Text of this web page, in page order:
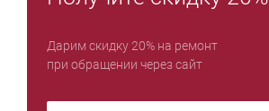
Дарим скидку 20% на ремонт
при обращении через сайт